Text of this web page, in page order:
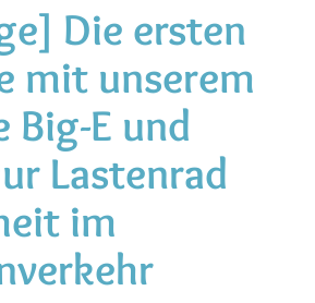
Die ersten
mit unserem
Big-E und
Lastenrad
im